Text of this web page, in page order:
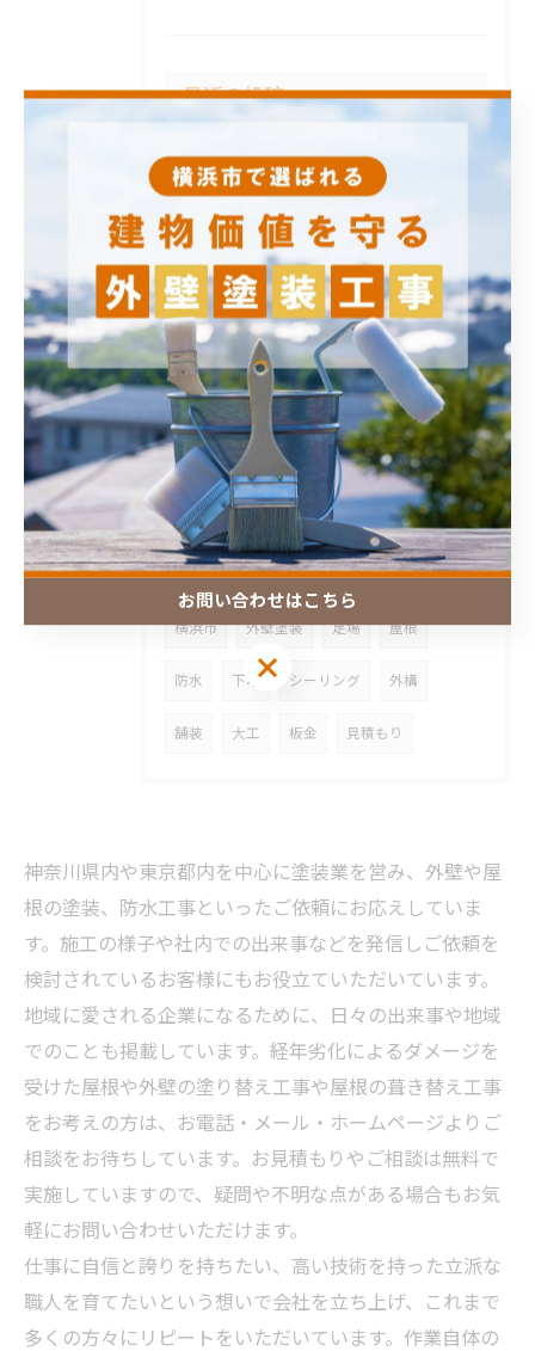
最近の投稿 RECENT POSTS
2026/06/12
アーカイブ ARCHIVE
2026年
タグ TAGS
横浜市 外壁塗装 足場 屋根
防水 下地 シーリング 外構
舗装 大工 板金 見積もり
神奈川県内や東京都内を中心に塗装業を営み、外壁や屋
根の塗装、防水工事といったご依頼にお応えしていま
す。施工の様子や社内での出来事などを発信しご依頼を
検討されているお客様にもお役立ていただいています。
地域に愛される企業になるために、日々の出来事や地域
でのことも掲載しています。経年劣化によるダメージを
受けた屋根や外壁の塗り替え工事や屋根の葺き替え工事
をお考えの方は、お電話・メール・ホームページよりご
相談をお待ちしています。お見積もりやご相談は無料で
実施していますので、疑問や不明な点がある場合もお気
軽にお問い合わせいただけます。
仕事に自信と誇りを持ちたい、高い技術を持った立派な
職人を育てたいという想いで会社を立ち上げ、これまで
多くの方々にリピートをいただいています。作業自体の
お問い合わせはこちら